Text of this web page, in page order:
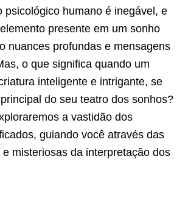
psicológico humano é inegável, e
presente em um sonho
nuances profundas e mensagens
o que significa quando um
inteligente e intrigante, se
do seu teatro dos sonhos?
a vastidão dos
guiando você através das
misteriosas da interpretação dos